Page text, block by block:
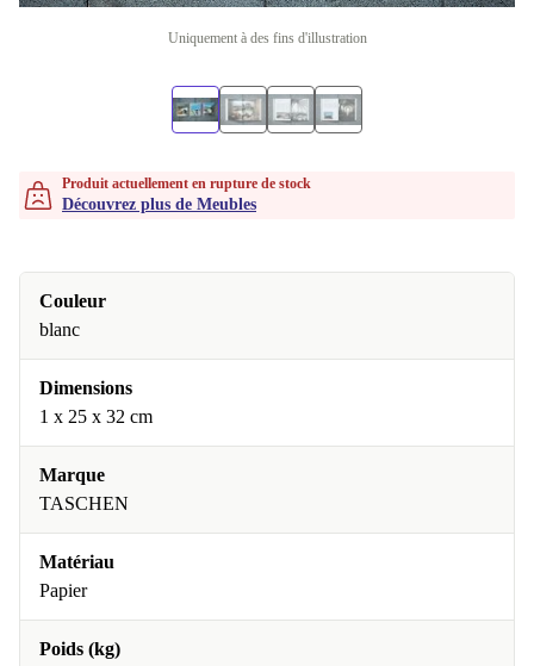
Uniquement à des fins d'illustration
Produit actuellement en rupture de stock
Découvrez plus de Meubles
Couleur
blanc
Dimensions
1 x 25 x 32 cm
Marque
TASCHEN
Matériau
Papier
Poids (kg)